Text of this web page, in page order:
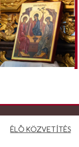
ÉLŐ KÖZVETÍTÉS